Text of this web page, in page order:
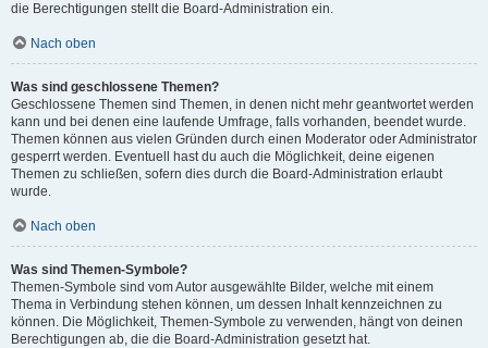
die Berechtigungen stellt die Board-Administration ein.
Nach oben
Was sind geschlossene Themen?
Geschlossene Themen sind Themen, in denen nicht mehr geantwortet werden
kann und bei denen eine laufende Umfrage, falls vorhanden, beendet wurde.
Themen können aus vielen Gründen durch einen Moderator oder Administrator
gesperrt werden. Eventuell hast du auch die Möglichkeit, deine eigenen
Themen zu schließen, sofern dies durch die Board-Administration erlaubt
wurde.
Nach oben
Was sind Themen-Symbole?
Themen-Symbole sind vom Autor ausgewählte Bilder, welche mit einem
Thema in Verbindung stehen können, um dessen Inhalt kennzeichnen zu
können. Die Möglichkeit, Themen-Symbole zu verwenden, hängt von deinen
Berechtigungen ab, die die Board-Administration gesetzt hat.